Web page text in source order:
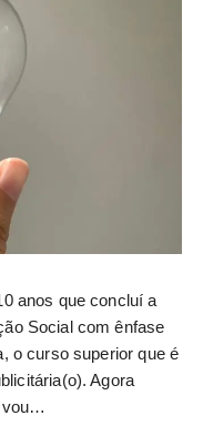
anos que concluí a
Social com ênfase
o curso superior que é
Agora
vou…